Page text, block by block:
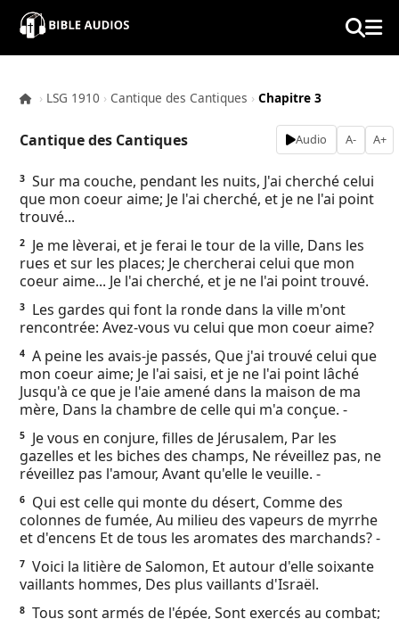
×
Contacts
About
Copyright
Download
L.O.A
Ebook
› LSG 1910 › Cantique des Cantiques › Chapitre 3
Cantique des Cantiques Audio A- A+
3 Sur ma couche, pendant les nuits, J'ai cherché celui
que mon coeur aime; Je l'ai cherché, et je ne l'ai point
trouvé...
2
Je me lèverai, et je ferai le tour de la ville, Dans les
rues et sur les places; Je chercherai celui que mon
coeur aime... Je l'ai cherché, et je ne l'ai point trouvé.
3
Les gardes qui font la ronde dans la ville m'ont
rencontrée: Avez-vous vu celui que mon coeur aime?
4 A peine les avais-je passés, Que j'ai trouvé celui que
mon coeur aime; Je l'ai saisi, et je ne l'ai point lâché
Jusqu'à ce que je l'aie amené dans la maison de ma
mère, Dans la chambre de celle qui m'a conçue. -
5
Je vous en conjure, filles de Jérusalem, Par les
gazelles et les biches des champs, Ne réveillez pas, ne
réveillez pas l'amour, Avant qu'elle le veuille. -
6
Qui est celle qui monte du désert, Comme des
colonnes de fumée, Au milieu des vapeurs de myrrhe
et d'encens Et de tous les aromates des marchands? -
7 Voici la litière de Salomon, Et autour d'elle soixante
vaillants hommes, Des plus vaillants d'Israël.
8 Tous sont armés de l'épée, Sont exercés au combat;